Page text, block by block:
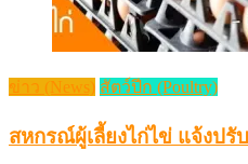
ข่าว (News) สัตว์ปีก (Poultry)
สหกรณ์ผู้เลี้ยงไก่ไข่ แจ้งป